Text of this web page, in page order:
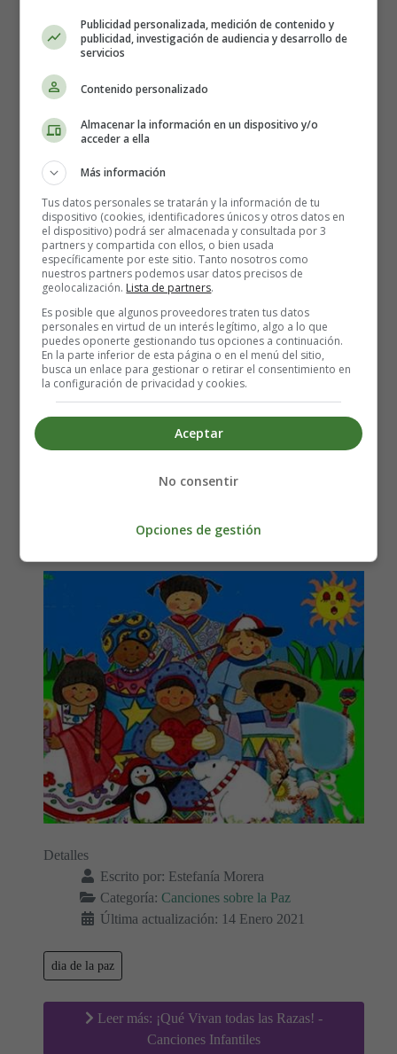
Detalles
Escrito por: Estefanía Morera
Categoría:Canciones sobre la Paz
Última actualización: 14 Enero 2021
dia de la paz
Leer más: Siente la Paz, de Unai Quirós -
Canciones día de la Paz
¡Qué Vivan todas las Razas! -
Canciones Infantiles
Detalles
Escrito por: Estefanía Morera
Categoría: Canciones sobre la Paz
Última actualización: 14 Enero 2021
dia de la paz
Leer más: ¡Qué Vivan todas las Razas! -
Canciones Infantiles
Publicidad personalizada, medición de contenido y
publicidad, investigación de audiencia y desarrollo de
servicios
Contenido personalizado
Almacenar la información en un dispositivo y/o
acceder a ella
Más información
Tus datos personales se tratarán y la información de tu
dispositivo (cookies, identificadores únicos y otros datos en
el dispositivo) podrá ser almacenada y consultada por 3
partners y compartida con ellos, o bien usada
específicamente por este sitio. Tanto nosotros como
nuestros partners podemos usar datos precisos de
geolocalización. Lista de partners.
Es posible que algunos proveedores traten tus datos
personales en virtud de un interés legítimo, algo a lo que
puedes oponerte gestionando tus opciones a continuación.
En la parte inferior de esta página o en el menú del sitio,
busca un enlace para gestionar o retirar el consentimiento en
la configuración de privacidad y cookies.
Aceptar
No consentir
Opciones de gestión